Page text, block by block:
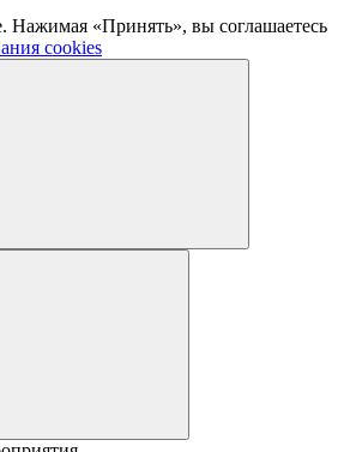
Нажимая «Принять», вы соглашаетесь
cookies